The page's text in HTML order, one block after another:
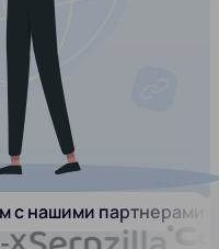
с нашими партнерами: